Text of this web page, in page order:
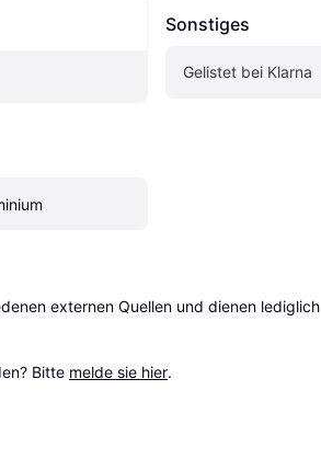
Sonstiges
Gelistet bei Klarna
externen Quellen und dienen lediglich
Bitte melde sie hier.